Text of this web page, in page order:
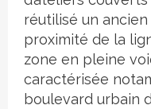
réutilisé un
proximité de la
zone en pleine
caractérisée
boulevard urbain